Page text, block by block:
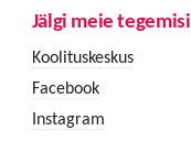
Jälgi meie tegemisi
Koolituskeskus
Facebook
Instagram